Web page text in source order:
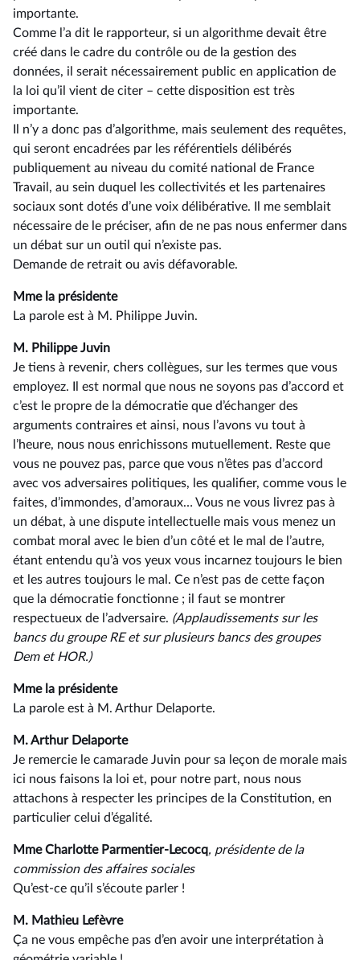
importante.
Comme l’a dit le rapporteur, si un algorithme devait être
créé dans le cadre du contrôle ou de la gestion des
données, il serait nécessairement public en application de
la loi qu’il vient de citer –⁠ cette disposition est très
importante.
Il n’y a donc pas d’algorithme, mais seulement des requêtes,
qui seront encadrées par les référentiels délibérés
publiquement au niveau du comité national de France
Travail, au sein duquel les collectivités et les partenaires
sociaux sont dotés d’une voix délibérative. Il me semblait
nécessaire de le préciser, afin de ne pas nous enfermer dans
un débat sur un outil qui n’existe pas.
Demande de retrait ou avis défavorable.
Mme la présidente
La parole est à M. Philippe Juvin.
M. Philippe Juvin
Je tiens à revenir, chers collègues, sur les termes que vous
employez. Il est normal que nous ne soyons pas d’accord et
c’est le propre de la démocratie que d’échanger des
arguments contraires et ainsi, nous l’avons vu tout à
l’heure, nous nous enrichissons mutuellement. Reste que
vous ne pouvez pas, parce que vous n’êtes pas d’accord
avec vos adversaires politiques, les qualifier, comme vous le
faites, d’immondes, d’amoraux… Vous ne vous livrez pas à
un débat, à une dispute intellectuelle mais vous menez un
combat moral avec le bien d’un côté et le mal de l’autre,
étant entendu qu’à vos yeux vous incarnez toujours le bien
et les autres toujours le mal. Ce n’est pas de cette façon
que la démocratie fonctionne ; il faut se montrer
respectueux de l’adversaire. (Applaudissements sur les
bancs du groupe RE et sur plusieurs bancs des groupes
Dem et HOR.)
Mme la présidente
La parole est à M. Arthur Delaporte.
M. Arthur Delaporte
Je remercie le camarade Juvin pour sa leçon de morale mais
ici nous faisons la loi et, pour notre part, nous nous
attachons à respecter les principes de la Constitution, en
particulier celui d’égalité.
Mme Charlotte Parmentier-Lecocq, présidente de la
commission des affaires sociales
Qu’est-ce qu’il s’écoute parler !
M. Mathieu Lefèvre
Ça ne vous empêche pas d’en avoir une interprétation à